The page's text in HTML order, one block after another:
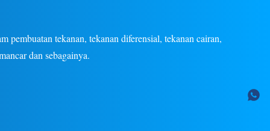
pembuatan tekanan, tekanan diferensial, tekanan cairan,
dan sebagainya.